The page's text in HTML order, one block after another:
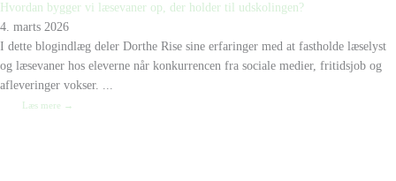
Hvordan bygger vi læsevaner op, der holder til udskolingen?
4. marts 2026
I dette blogindlæg deler Dorthe Rise sine erfaringer med at fastholde læselyst
og læsevaner hos eleverne når konkurrencen fra sociale medier, fritidsjob og
afleveringer vokser. ...
Læs mere →